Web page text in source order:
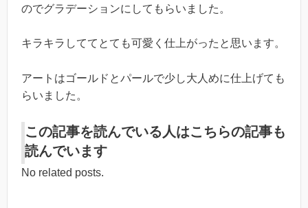
のでグラデーションにしてもらいました。
キラキラしててとても可愛く仕上がったと思います。
アートはゴールドとパールで少し大人めに仕上げても
らいました。
この記事を読んでいる人はこちらの記事も
読んでいます
No related posts.